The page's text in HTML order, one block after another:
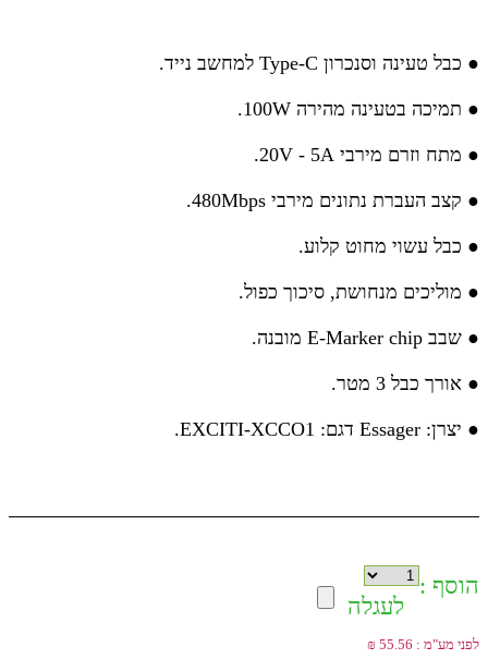
● כבל טעינה וסנכרון Type-C למחשב נייד.
● תמיכה בטעינה מהירה 100W.
● מתח וזרם מירבי 20V - 5A.
● קצב העברת נתונים מירבי 480Mbps.
● כבל עשוי מחוט קלוע.
● מוליכים מנחושת, סיכוך כפול.
● שבב E-Marker chip מובנה.
● אורך כבל 3 מטר.
● יצרן: Essager דגם: EXCITI-XCCO1.
הוסף :
לעגלה
לפני מע"מ : 55.56 ₪